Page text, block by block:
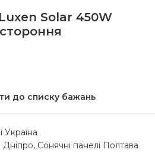
Solar 450W
до списку бажань
Україна
Дніпро, Сонячні панелі Полтава